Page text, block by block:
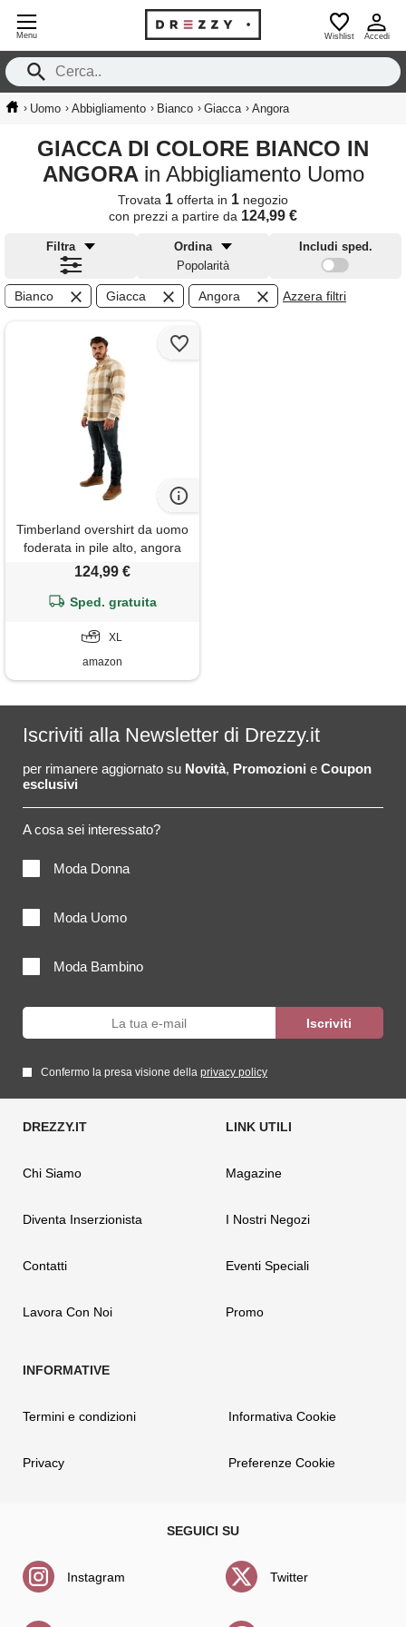
Menu Wishlist Accedi
› Uomo › Abbigliamento › Bianco › Giacca › Angora
GIACCA DI COLORE BIANCO IN
ANGORA in Abbigliamento Uomo
Trovata 1 offerta in 1 negozio
con prezzi a partire da 124,99 €
Filtra
Ordina
Popolarità
Includi sped.
Bianco Giacca Angora Azzera filtri
Timberland overshirt da uomo
foderata in pile alto, angora
yd, xl
124,99 €
Sped. gratuita
XL
amazon
Iscriviti alla Newsletter di Drezzy.it
per rimanere aggiornato su Novità, Promozioni e Coupon
esclusivi
A cosa sei interessato?
Moda Donna
Moda Uomo
Moda Bambino
Confermo la presa visione della privacy policy
Chi Siamo
Diventa Inserzionista
Contatti
Lavora Con Noi
Magazine
I Nostri Negozi
Eventi Speciali
Promo
Termini e condizioni
Privacy
Informativa Cookie
Preferenze Cookie
Instagram Twitter